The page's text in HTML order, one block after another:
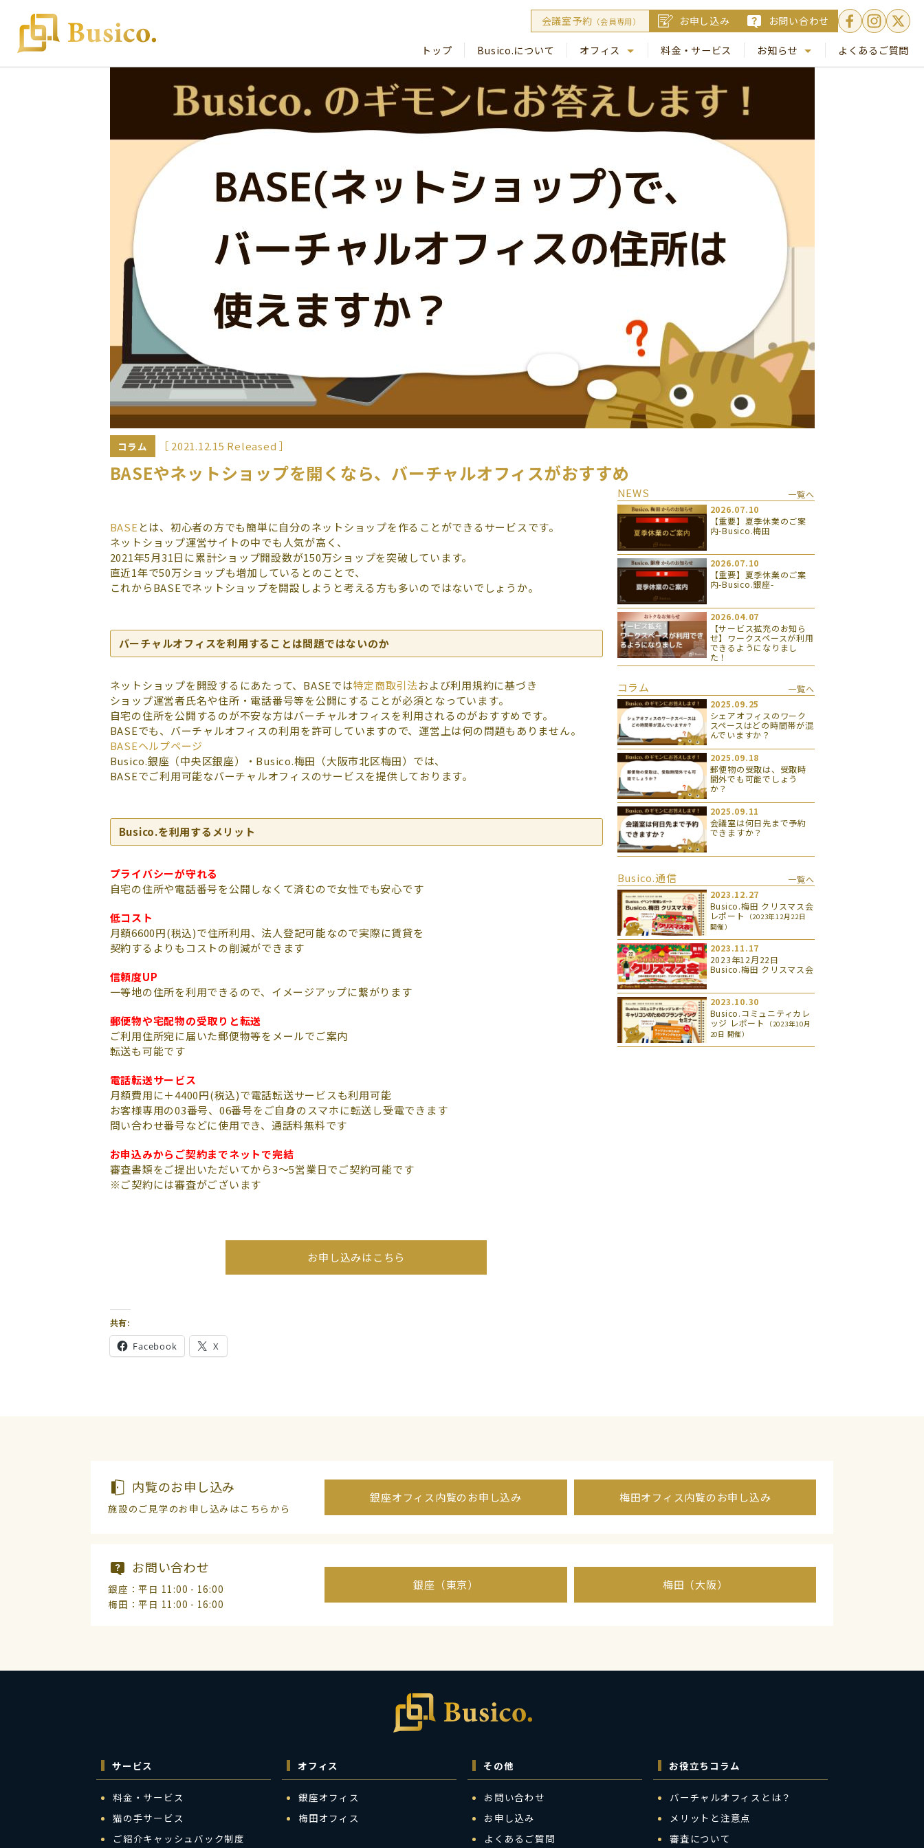
会議室予約 （会員専用） お申し込み お問い合わせ
トップ Busico.について
オフィス
Busico. 梅田
料金・サービス
お知らせ
Busico.通信
よくあるご質問
コラム ［ 2021.12.15 Released ］
BASEやネットショップを開くなら、バーチャルオフィスがおすすめ
BASE とは、初心者の方でも簡単に自分のネットショップを作ることができるサービスです。
ネットショップ運営サイトの中でも人気が高く、
2021年5月31日に累計ショップ開設数が150万ショップを突破しています。
直近1年で50万ショップも増加しているとのことで、
これからBASEでネットショップを開設しようと考える方も多いのではないでしょうか。
バーチャルオフィスを利用することは問題ではないのか
ネットショップを開設するにあたって、BASEでは特定商取引法および利用規約に基づき
ショップ運営者氏名や住所・電話番号等を公開にすることが必須となっています。
自宅の住所を公開するのが不安な方はバーチャルオフィスを利用されるのがおすすめです。
BASEでも、バーチャルオフィスの利用を許可していますので、運営上は何の問題もありません。
BASEヘルプページ
Busico.銀座（中央区銀座）・Busico.梅田（大阪市北区梅田）では、
BASEでご利用可能なバーチャルオフィスのサービスを提供しております。
Busico.を利用するメリット
プライバシーが守れる
自宅の住所や電話番号を公開しなくて済むので女性でも安心です
低コスト
月額6600円(税込)で住所利用、法人登記可能なので実際に賃貸を
契約するよりもコストの削減ができます
信頼度UP
一等地の住所を利用できるので、イメージアップに繋がります
郵便物や宅配物の受取りと転送
ご利用住所宛に届いた郵便物等をメールでご案内
転送も可能です
電話転送サービス
月額費用に＋4400円(税込)で電話転送サービスも利用可能
お客様専用の03番号、06番号をご自身のスマホに転送し受電できます
問い合わせ番号などに使用でき、通話料無料です
お申込みからご契約までネットで完結
審査書類をご提出いただいてから3～5営業日でご契約可能です
※ご契約には審査がございます
お申し込みはこちら
共有:
Facebook X
NEWS
一覧へ
2026.07.10
【重要】夏季休業のご案
内-Busico.梅田
2026.07.10
【重要】夏季休業のご案
内-Busico.銀座-
2026.04.07
【サービス拡充のお知ら
せ】ワークスペースが利用
できるようになりまし
た！
コラム
一覧へ
2025.09.25
シェアオフィスのワーク
スペースはどの時間帯が混
んでいますか？
2025.09.18
郵便物の受取は、受取時
間外でも可能でしょう
か？
2025.09.11
会議室は何日先まで予約
できますか？
Busico.通信
一覧へ
2023.12.27
Busico.梅田 クリスマス会
レポート
（2023年12月22日
開催）
2023.11.17
2023年12月22日
Busico.梅田 クリスマス会
2023.10.30
Busico.コミュニティカレ
ッジ レポート
（2023年10月
20日 開催）
内覧のお申し込み
施設のご見学のお申し込みはこちらから
銀座オフィス内覧のお申し込み 梅田オフィス内覧のお申し込み
お問い合わせ
銀座：平日 11:00 - 16:00
梅田：平日 11:00 - 16:00
銀座（東京） 梅田（大阪）
サービス
料金・サービス
猫の手サービス
ご紹介キャッシュバック制度
オフィス
銀座オフィス
梅田オフィス
その他
お問い合わせ
お申し込み
よくあるご質問
お役立ちコラム
バーチャルオフィスとは？
メリットと注意点
審査について